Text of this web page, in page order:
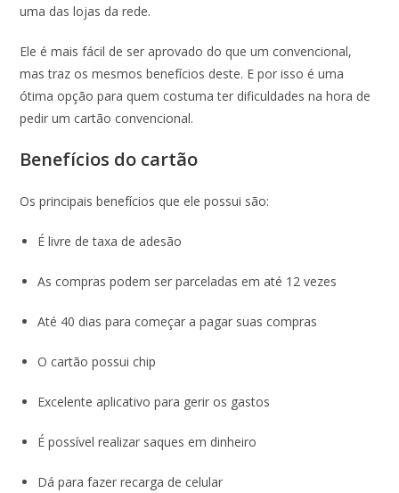
uma das lojas da rede.
Ele é mais fácil de ser aprovado do que um convencional,
mas traz os mesmos benefícios deste. E por isso é uma
ótima opção para quem costuma ter dificuldades na hora de
pedir um cartão convencional.
Benefícios do cartão
Os principais benefícios que ele possui são:
É livre de taxa de adesão
As compras podem ser parceladas em até 12 vezes
Até 40 dias para começar a pagar suas compras
O cartão possui chip
Excelente aplicativo para gerir os gastos
É possível realizar saques em dinheiro
Dá para fazer recarga de celular